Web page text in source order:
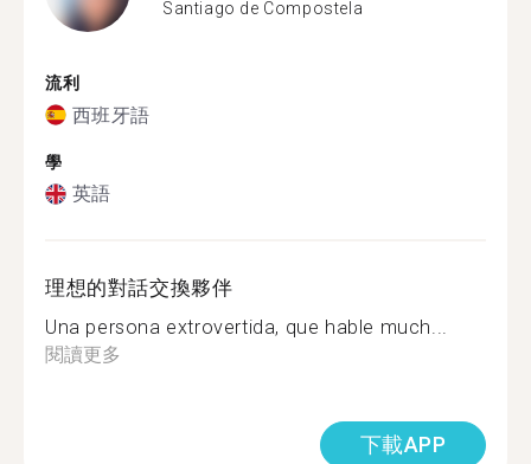
Santiago de Compostela
流利
西班牙語
學
英語
理想的對話交換夥伴
Una persona extrovertida, que hable much...
閱讀更多
下載APP